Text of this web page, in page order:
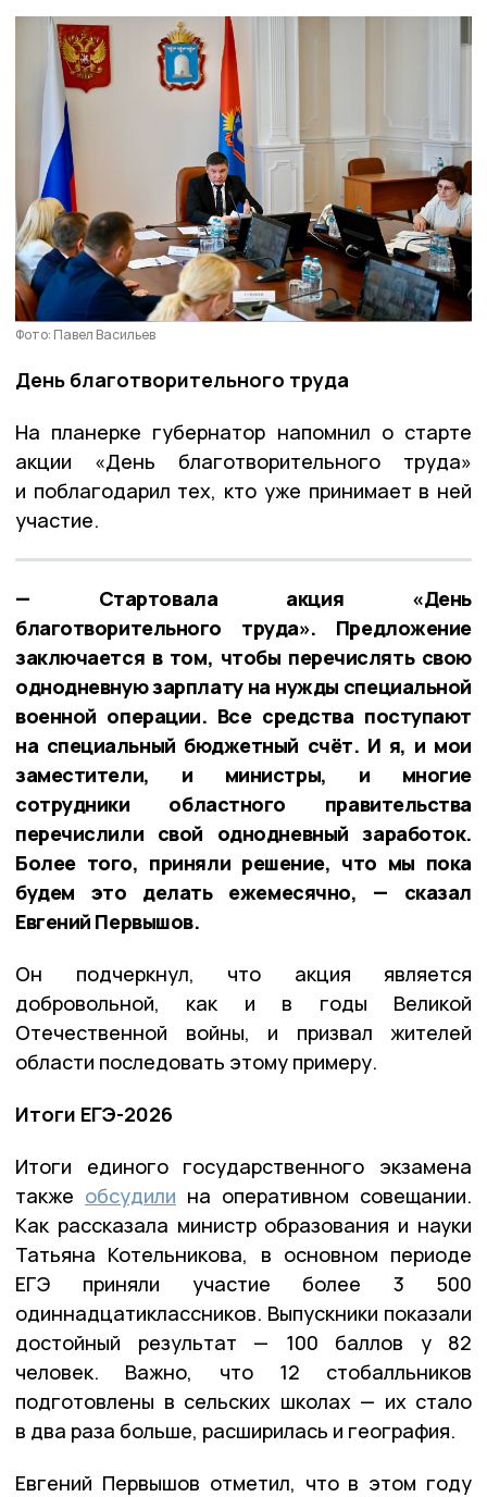
Фото: Павел Васильев
День благотворительного труда
На планерке губернатор напомнил о старте
акции «День благотворительного труда»
и поблагодарил тех, кто уже принимает в ней
участие.
— Стартовала акция «День
благотворительного труда». Предложение
заключается в том, чтобы перечислять свою
однодневную зарплату на нужды специальной
военной операции. Все средства поступают
на специальный бюджетный счёт. И я, и мои
заместители, и министры, и многие
сотрудники областного правительства
перечислили свой однодневный заработок.
Более того, приняли решение, что мы пока
будем это делать ежемесячно, — сказал
Евгений Первышов.
Он подчеркнул, что акция является
добровольной, как и в годы Великой
Отечественной войны, и призвал жителей
области последовать этому примеру.
Итоги ЕГЭ-2026
Итоги единого государственного экзамена
также обсудили на оперативном совещании.
Как рассказала министр образования и науки
Татьяна Котельникова, в основном периоде
ЕГЭ приняли участие более 3 500
одиннадцатиклассников. Выпускники показали
достойный результат — 100 баллов у 82
человек. Важно, что 12 стобалльников
подготовлены в сельских школах — их стало
в два раза больше, расширилась и география.
Евгений Первышов отметил, что в этом году